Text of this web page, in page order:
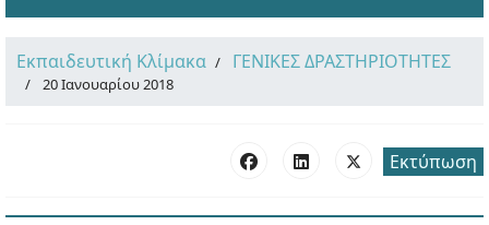
Εκπαιδευτική Κλίμακα ΓΕΝΙΚΕΣ ΔΡΑΣΤΗΡΙΟΤΗΤΕΣ
20 Ιανουαρίου 2018
Εκτύπωση